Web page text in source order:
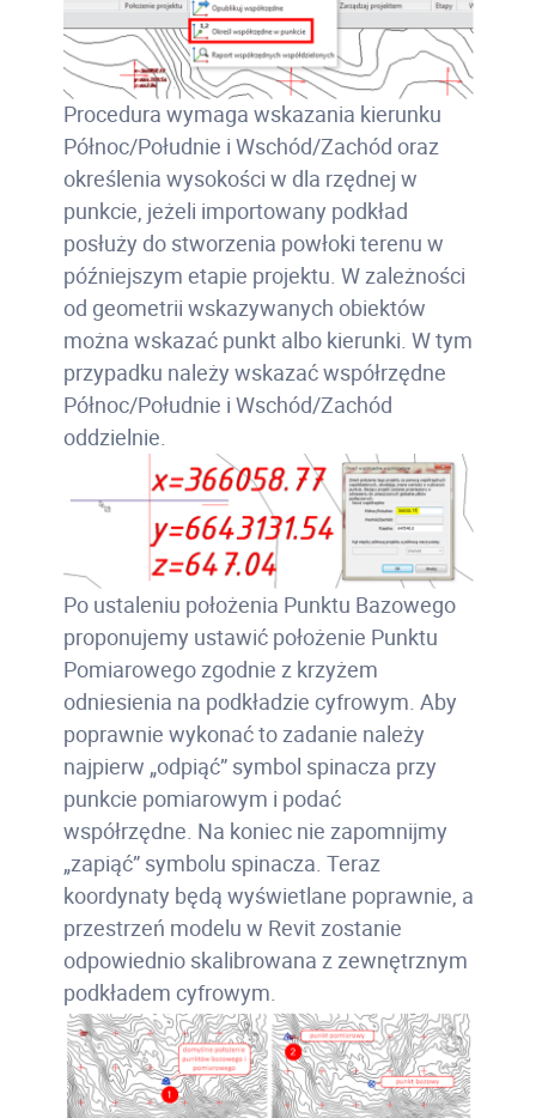
Procedura wymaga wskazania kierunku
Północ/Południe i Wschód/Zachód oraz
określenia wysokości w dla rzędnej w
punkcie, jeżeli importowany podkład
posłuży do stworzenia powłoki terenu w
późniejszym etapie projektu. W zależności
od geometrii wskazywanych obiektów
można wskazać punkt albo kierunki. W tym
przypadku należy wskazać współrzędne
Północ/Południe i Wschód/Zachód
oddzielnie.
Po ustaleniu położenia Punktu Bazowego
proponujemy ustawić położenie Punktu
Pomiarowego zgodnie z krzyżem
odniesienia na podkładzie cyfrowym. Aby
poprawnie wykonać to zadanie należy
najpierw „odpiąć” symbol spinacza przy
punkcie pomiarowym i podać
współrzędne. Na koniec nie zapomnijmy
„zapiąć” symbolu spinacza. Teraz
koordynaty będą wyświetlane poprawnie, a
przestrzeń modelu w Revit zostanie
odpowiednio skalibrowana z zewnętrznym
podkładem cyfrowym.